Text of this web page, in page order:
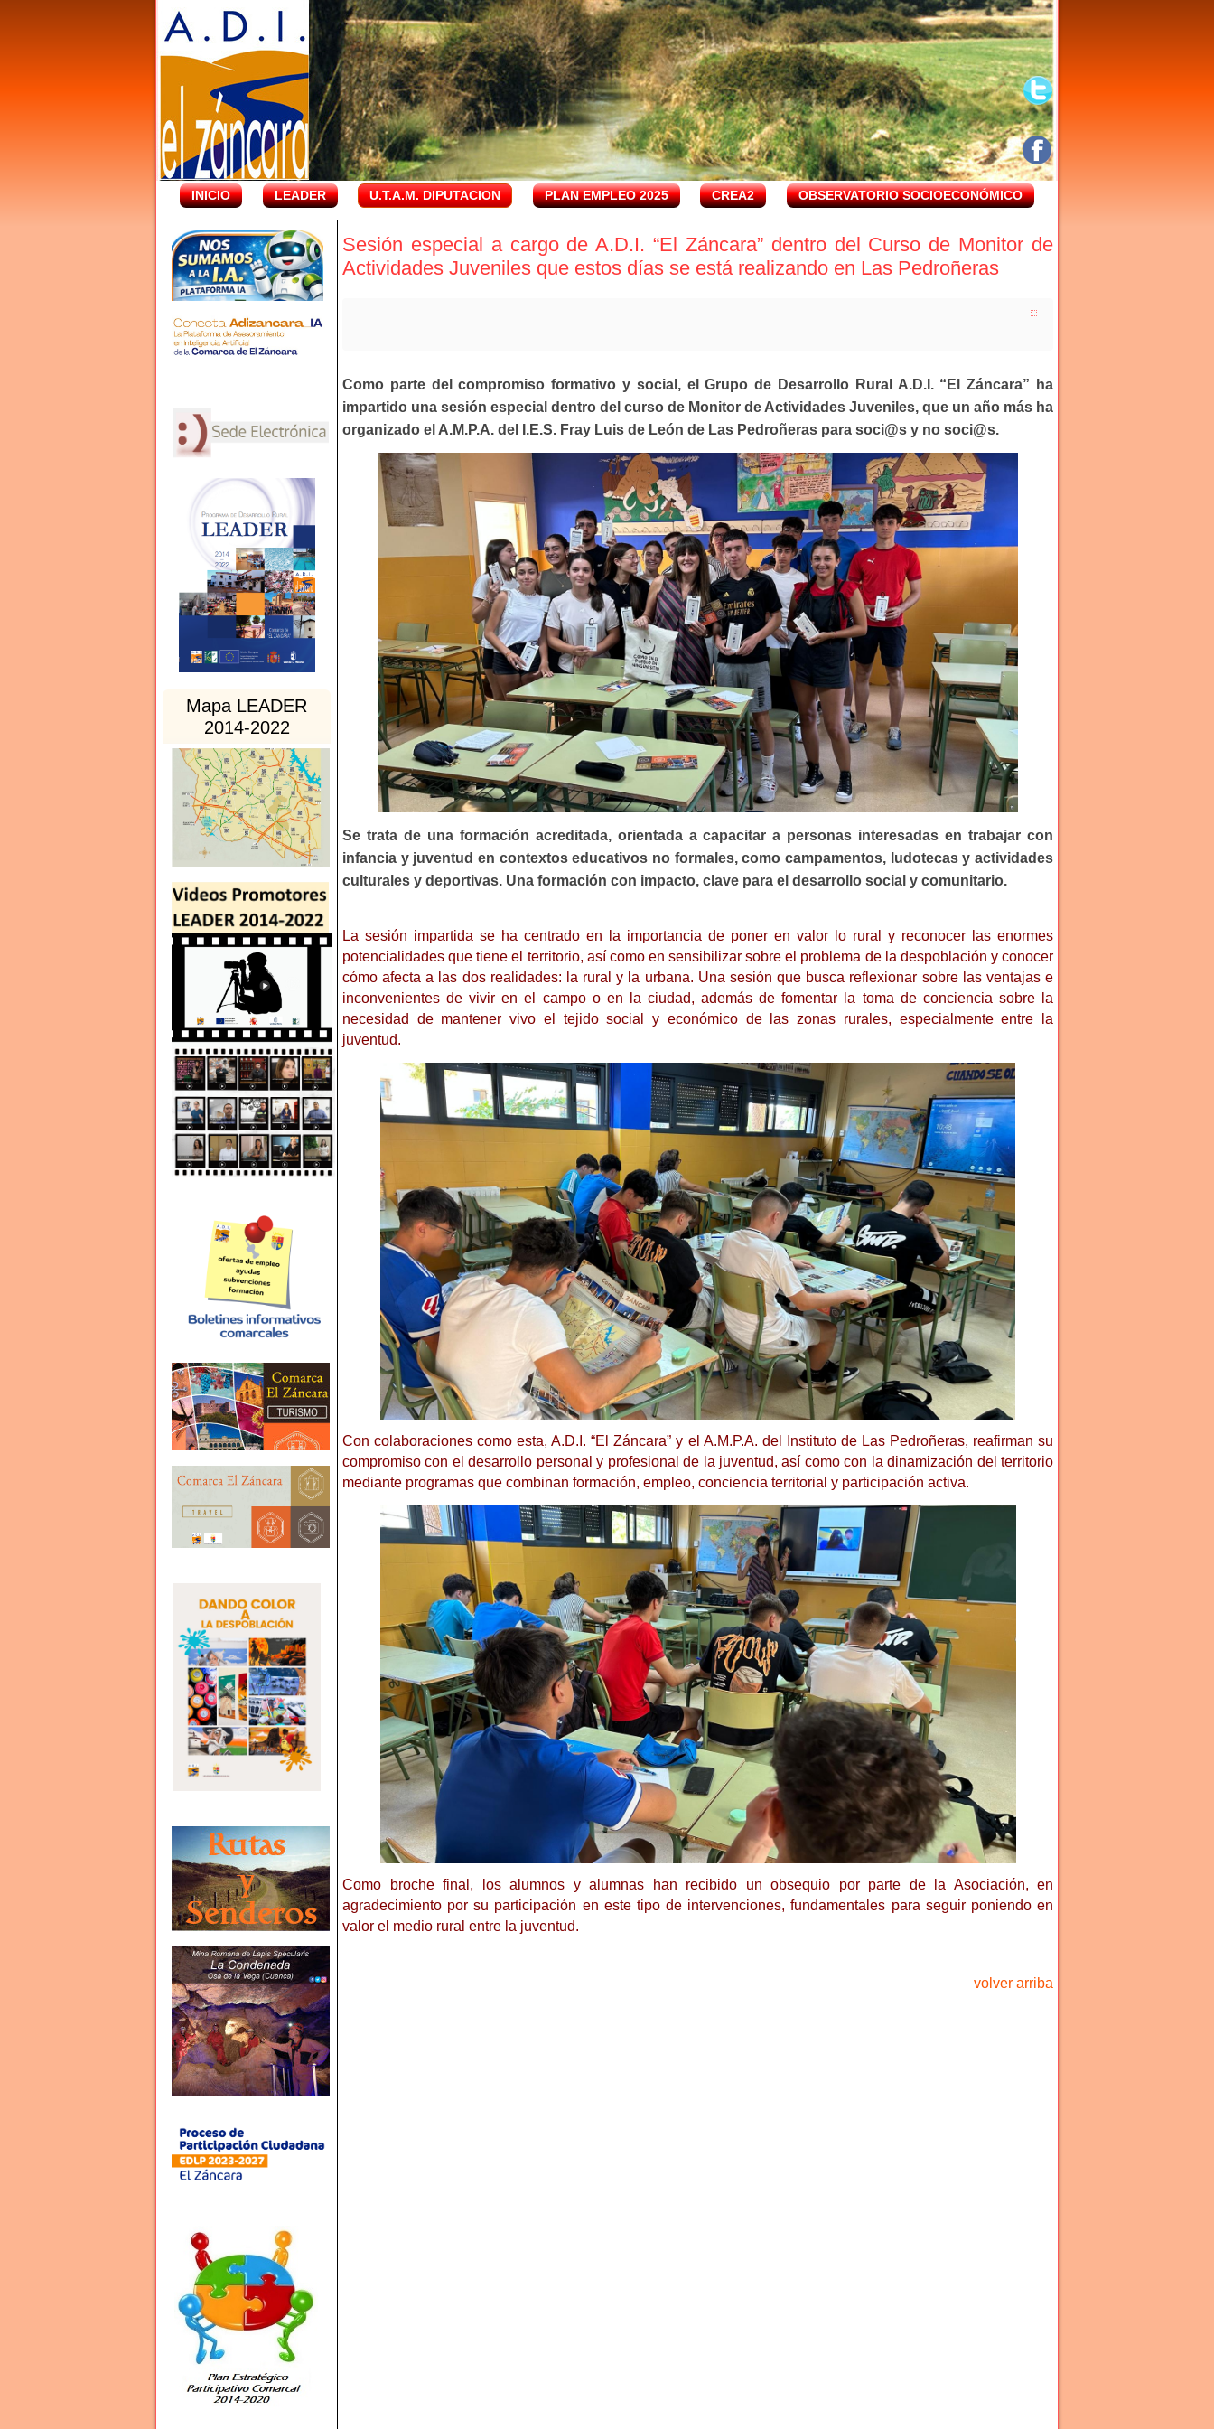
INICIO LEADER U.T.A.M. DIPUTACION PLAN EMPLEO 2025 CREA2 OBSERVATORIO SOCIOECONÓMICO
Mapa LEADER
2014-2022
Sesión especial a cargo de A.D.I. “El Záncara” dentro del Curso de Monitor de
Actividades Juveniles que estos días se está realizando en Las Pedroñeras
Como parte del compromiso formativo y social, el Grupo de Desarrollo Rural A.D.I. “El Záncara” ha
impartido una sesión especial dentro del curso de Monitor de Actividades Juveniles, que un año más ha
organizado el A.M.P.A. del I.E.S. Fray Luis de León de Las Pedroñeras para soci@s y no soci@s.
Se trata de una formación acreditada, orientada a capacitar a personas interesadas en trabajar con
infancia y juventud en contextos educativos no formales, como campamentos, ludotecas y actividades
culturales y deportivas. Una formación con impacto, clave para el desarrollo social y comunitario.
La sesión impartida se ha centrado en la importancia de poner en valor lo rural y reconocer las enormes
potencialidades que tiene el territorio, así como en sensibilizar sobre el problema de la despoblación y conocer
cómo afecta a las dos realidades: la rural y la urbana. Una sesión que busca reflexionar sobre las ventajas e
inconvenientes de vivir en el campo o en la ciudad, además de fomentar la toma de conciencia sobre la
necesidad de mantener vivo el tejido social y económico de las zonas rurales, especialmente entre la
juventud.
Con colaboraciones como esta, A.D.I. “El Záncara” y el A.M.P.A. del Instituto de Las Pedroñeras, reafirman su
compromiso con el desarrollo personal y profesional de la juventud, así como con la dinamización del territorio
mediante programas que combinan formación, empleo, conciencia territorial y participación activa.
Como broche final, los alumnos y alumnas han recibido un obsequio por parte de la Asociación, en
agradecimiento por su participación en este tipo de intervenciones, fundamentales para seguir poniendo en
valor el medio rural entre la juventud.
volver arriba